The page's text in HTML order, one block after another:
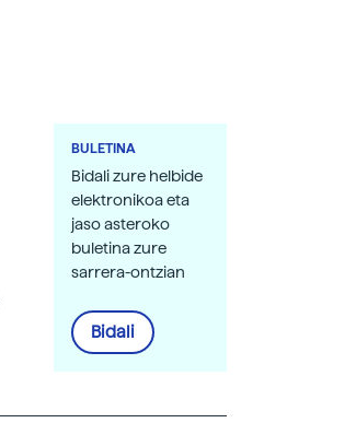
BULETINA
Bidali zure helbide
elektronikoa eta
jaso asteroko
buletina zure
sarrera-ontzian
Bidali